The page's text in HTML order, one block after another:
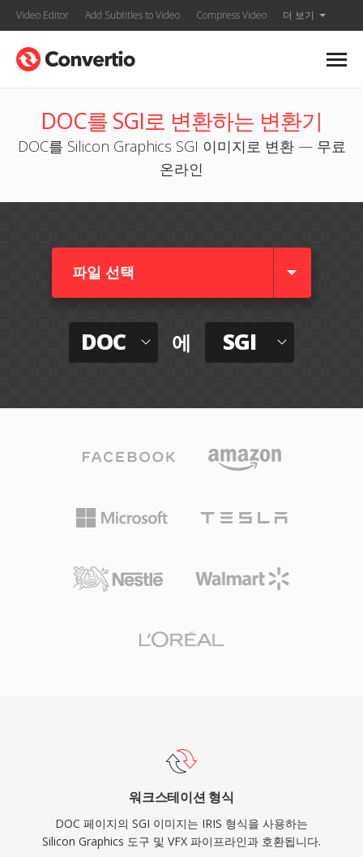
Video Editor Add Subtitles to Video Compress Video 더 보기
DOC를 SGI로 변환하는 변환기
DOC를 Silicon Graphics SGI 이미지로 변환 — 무료
온라인
파일 선택
DOC 에 SGI
워크스테이션 형식
DOC 페이지의 SGI 이미지는 IRIS 형식을 사용하는
Silicon Graphics 도구 및 VFX 파이프라인과 호환됩니다.